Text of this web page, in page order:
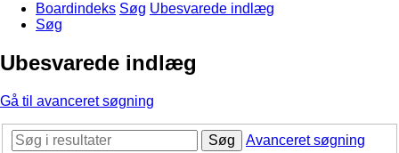
Boardindeks Søg Ubesvarede indlæg
Søg
Ubesvarede indlæg
Gå til avanceret søgning
Søg
Avanceret søgning